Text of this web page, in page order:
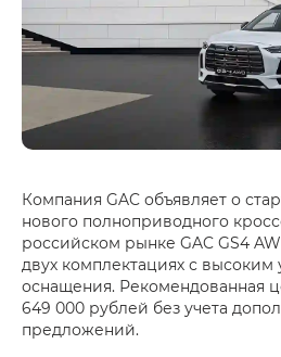
Компания GAC объявляет о
нового полноприводного
российском рынке GAC GS4
двух комплектациях с высоким
оснащения. Рекомендованная
649 000 рублей без учета
предложений.